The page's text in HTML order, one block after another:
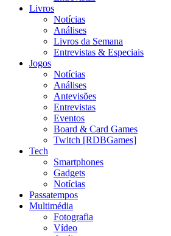
Livros
Notícias
Análises
Livros da Semana
Entrevistas & Especiais
Jogos
Notícias
Análises
Antevisões
Entrevistas
Eventos
Board & Card Games
Twitch [RDBGames]
Tech
Smartphones
Gadgets
Notícias
Passatempos
Multimédia
Fotografia
Vídeo